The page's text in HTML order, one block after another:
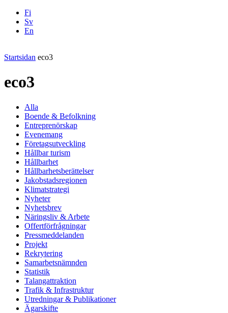
Fi
Sv
En
Startsidan eco3
eco3
Alla
Boende & Befolkning
Entreprenörskap
Evenemang
Företagsutveckling
Hållbar turism
Hållbarhet
Hållbarhetsberättelser
Jakobstadsregionen
Klimatstrategi
Nyheter
Nyhetsbrev
Näringsliv & Arbete
Offertförfrågningar
Pressmeddelanden
Projekt
Rekrytering
Samarbetsnämnden
Statistik
Talangattraktion
Trafik & Infrastruktur
Utredningar & Publikationer
Ägarskifte